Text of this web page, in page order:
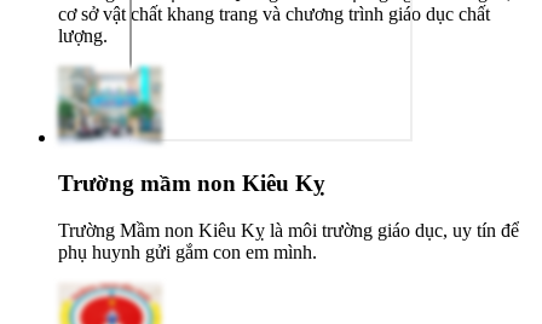
cơ sở vật chất khang trang và chương trình giáo dục chất
lượng.
Trường mầm non Kiêu Kỵ
Trường Mầm non Kiêu Kỵ là môi trường giáo dục, uy tín để
phụ huynh gửi gắm con em mình.